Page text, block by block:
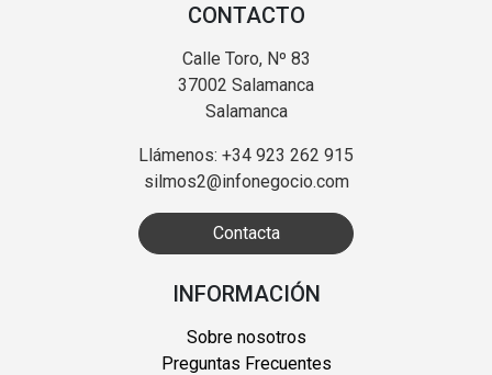
CONTACTO
Calle Toro, Nº 83
37002 Salamanca
Salamanca
Llámenos: +34 923 262 915
silmos2@infonegocio.com
Contacta
INFORMACIÓN
Sobre nosotros
Preguntas Frecuentes